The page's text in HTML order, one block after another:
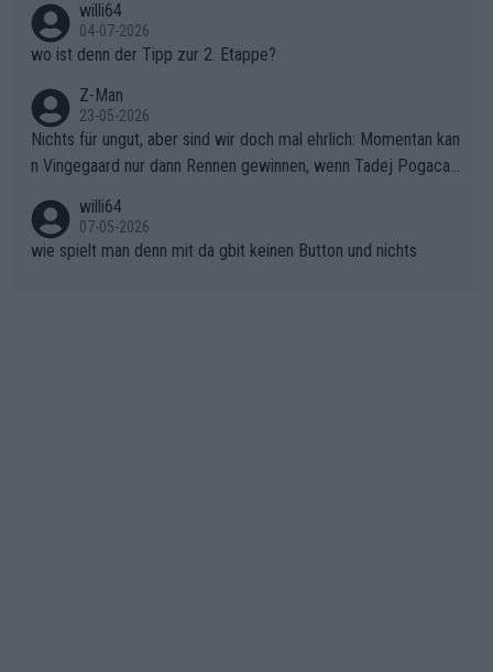
gibt. Diese Etappe wird sicher als der psychologische Wendep
unkt dieser Tour in die Geschichte eingehen. Wenn man bei so
einem harten Aufstieg einmal den Moment verpasst und der K
onkurrentin die "zweite Luft" schenkt, ist der Schaden am Ber
g kaum noch zu reparieren.Vor uns liegt nun das große Finale R
ichtung Nizza. Niewiadoma hat psychologisch Oberwasser, ab
er SD Worx und Vollering müssen jetzt All-In gehen. (gregman
n)
willi64
04-07-2026
wo ist denn der Tipp zur 2. Etappe?
Z-Man
23-05-2026
Nichts für ungut, aber sind wir doch mal ehrlich: Momentan kan
n Vingegaard nur dann Rennen gewinnen, wenn Tadej Pogacar
willi64
07-05-2026
wie spielt man denn mit da gbit keinen Button und nichts